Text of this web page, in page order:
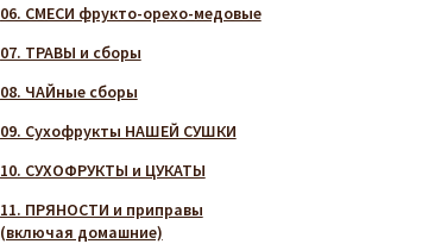
06. СМЕСИ фрукто-орехо-медовые
07. ТРАВЫ и сборы
08. ЧАЙные сборы
09. Сухофрукты НАШЕЙ СУШКИ
10. СУХОФРУКТЫ и ЦУКАТЫ
11. ПРЯНОСТИ и приправы
(включая домашние)